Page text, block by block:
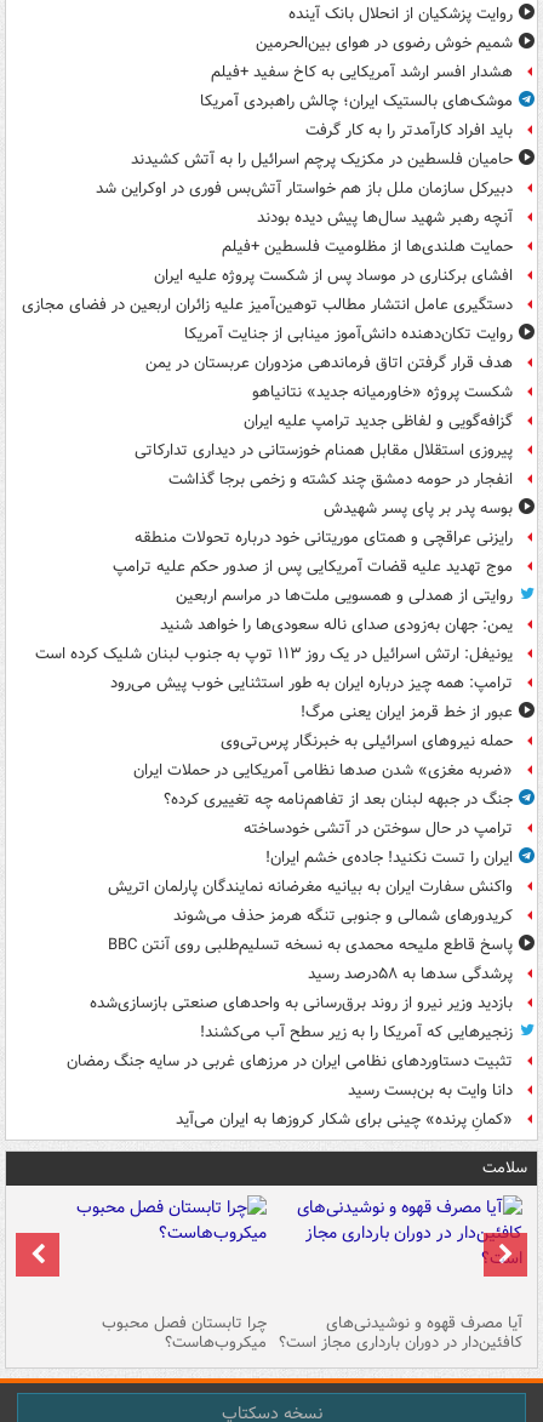
روایت پزشکیان از انحلال بانک آینده
شمیم خوش رضوی در هوای بین‌الحرمین
هشدار افسر ارشد آمریکایی به کاخ سفید +فیلم
موشک‌های بالستیک ایران؛ چالش راهبردی آمریکا
باید افراد کارآمدتر را به کار گرفت
حامیان فلسطین در مکزیک پرچم اسرائیل را به آتش کشیدند
دبیرکل سازمان ملل باز هم خواستار آتش‌بس فوری در اوکراین شد
آنچه رهبر شهید سال‌ها پیش دیده بودند
حمایت هلندی‌ها از مظلومیت فلسطین +فیلم
افشای برکناری در موساد پس از شکست پروژه علیه ایران
دستگیری عامل انتشار مطالب توهین‌آمیز علیه زائران اربعین در فضای مجازی
روایت تکان‌دهنده دانش‌آموز مینابی از جنایت آمریکا
هدف قرار گرفتن اتاق‌ فرماندهی مزدوران عربستان در یمن
شکست پروژه «خاورمیانه جدید» نتانیاهو
گزافه‌گویی و لفاظی جدید ترامپ علیه ایران
پیروزی استقلال مقابل همنام خوزستانی در دیداری تدارکاتی
انفجار در حومه دمشق چند کشته و زخمی برجا گذاشت
بوسه‌ پدر بر پای پسر شهیدش
رایزنی عراقچی و همتای موریتانی خود درباره تحولات منطقه
موج تهدید علیه قضات آمریکایی پس از صدور حکم علیه ترامپ
روایتی از همدلی و همسویی ملت‌ها در مراسم اربعین
یمن: جهان به‌زودی صدای ناله سعودی‌ها را خواهد شنید
یونیفل: ارتش اسرائیل در یک روز ۱۱۳ توپ به جنوب لبنان شلیک کرده است
ترامپ: همه چیز درباره ایران به طور استثنایی خوب پیش می‌رود
عبور از خط قرمز ایران یعنی مرگ!
حمله نیروهای اسرائیلی به خبرنگار پرس‌تی‌وی
«ضربه مغزی» شدن صدها نظامی آمریکایی در حملات ایران
جنگ در جبهه لبنان بعد از تفاهم‌نامه چه تغییری کرده؟
ترامپ در حال سوختن در آتشی خودساخته
ایران را تست نکنید! جاده‌ی خشم ایران!
واکنش سفارت ایران به بیانیه مغرضانه نمایندگان پارلمان اتریش
کریدورهای شمالی و جنوبی تنگه هرمز حذف می‌شوند
پاسخ قاطع ملیحه محمدی به نسخه تسلیم‌طلبی روی آنتن BBC
پرشدگی سدها به ۵۸درصد رسید
بازدید وزیر نیرو از روند برق‌رسانی به واحدهای صنعتی بازسازی‌شده
زنجیرهایی که آمریکا را به زیر سطح آب می‌کشند!
تثبیت دستاوردهای نظامی ایران در مرزهای غربی در سایه جنگ رمضان
دانا وایت به بن‌بست رسید
«کمانِ پرنده» چینی برای شکار کروزها به ایران می‌آید
سلامت
آیا مصرف قهوه و نوشیدنی‌های
کافئین‌دار در دوران بارداری مجاز است؟
چرا تابستان فصل محبوب
میکروب‌هاست؟
نسخه دسکتاپ